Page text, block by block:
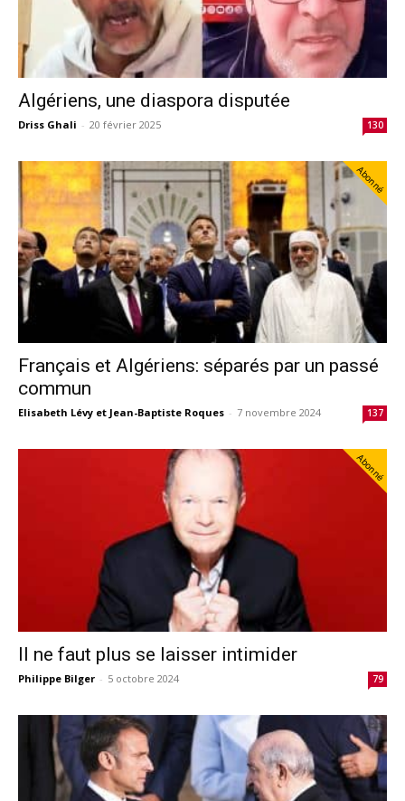
Algériens, une diaspora disputée
Driss Ghali - 20 février 2025 130
Abonné
Français et Algériens: séparés par un passé
commun
Elisabeth Lévy et Jean-Baptiste Roques - 7 novembre 2024 137
Abonné
Il ne faut plus se laisser intimider
Philippe Bilger - 5 octobre 2024 79